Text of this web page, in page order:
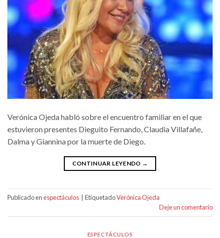
Verónica Ojeda habló sobre el encuentro familiar en el que
estuvieron presentes Dieguito Fernando, Claudia Villafañe,
Dalma y Giannina por la muerte de Diego.
CONTINUAR LEYENDO →
Publicado enespectáculos EtiquetadoVerónica Ojeda
Deje un comentario
ESPECTÁCULOS